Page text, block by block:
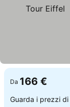
Da 166 €
Guarda i prezzi di